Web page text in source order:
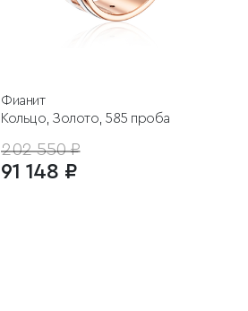
Фианит
Кольцо, Золото, 585 проба
202 550 ₽
91 148 ₽